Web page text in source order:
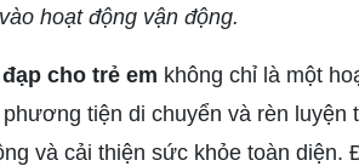
hoạt động vận động.
cho trẻ em không chỉ là một
tiện di chuyển và rèn luyện
và cải thiện sức khỏe toàn